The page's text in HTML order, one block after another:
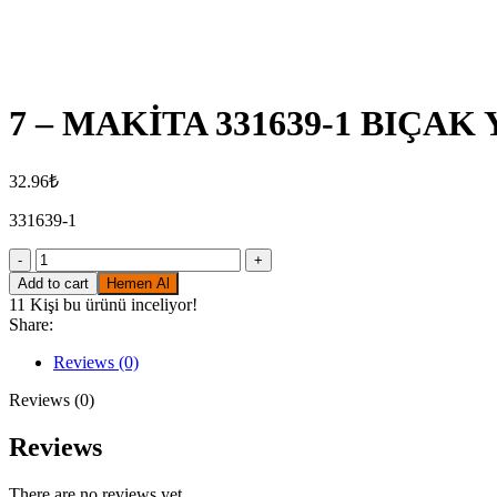
7 – MAKİTA 331639-1 BIÇAK
32.96₺
331639-1
7
-
MAKİTA
331639-
1
BIÇAK
YATAĞI
quantity
Add to cart Hemen Al
11 Kişi bu ürünü inceliyor!
Share:
Reviews (0)
Reviews (0)
Reviews